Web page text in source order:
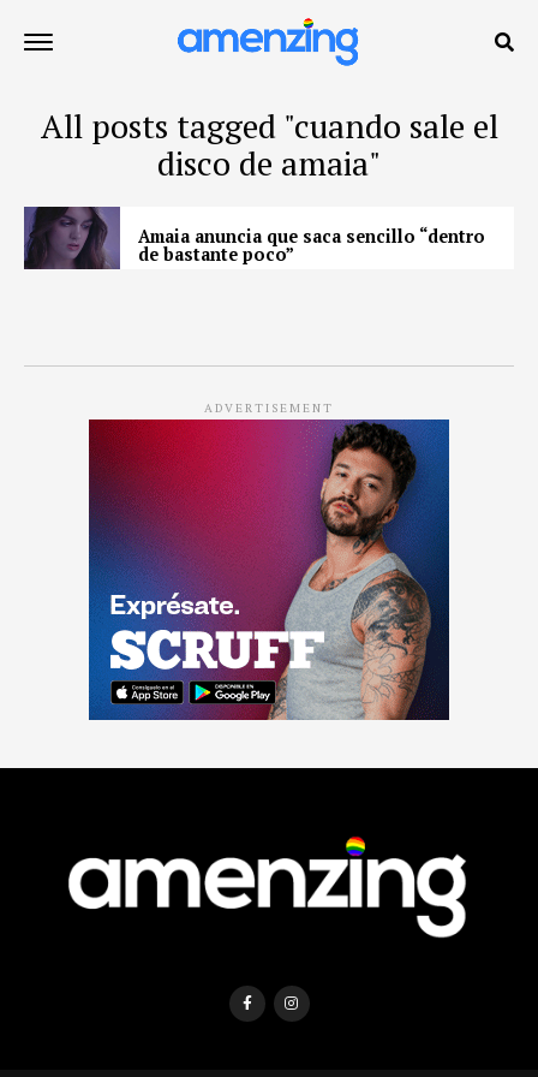
All posts tagged "cuando sale el
disco de amaia"
Amaia anuncia que saca sencillo “dentro
de bastante poco”
ADVERTISEMENT